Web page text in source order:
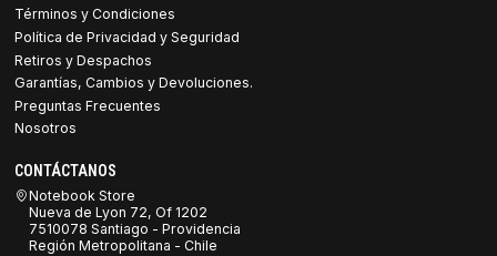
Términos y Condiciones
Política de Privacidad y Seguridad
Retiros y Despachos
Garantías, Cambios y Devoluciones.
Preguntas Frecuentes
Nosotros
CONTÁCTANOS
Notebook Store
Nueva de Lyon 72, Of 1202
7510078 Santiago - Providencia
Región Metropolitana - Chile